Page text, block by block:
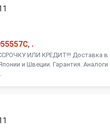
, .
ИЛИ КРЕДИТ!!! Доставка в
и Швеции. Гарантия. Аналоги